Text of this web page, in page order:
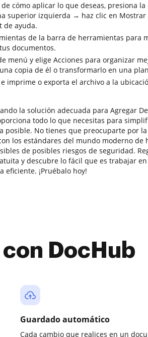
cómo aplicar lo que deseas, presiona
superior izquierda → haz clic en Mostrar
de ayuda.
de la barra de herramientas para
documentos.
menú y elige Acciones para organizar
copia de él o transformarlo en una
imprime o exporta el archivo a la
la solución adecuada para Agregar
todo lo que necesitas para
posible. No tienes que preocuparte por
los estándares del mundo moderno de
de posibles riesgos de seguridad.
y descubre lo fácil que es trabajar
eficiente. ¡Pruébalo hoy!
DocHub
Guardado automático
Cada cambio que realices en un